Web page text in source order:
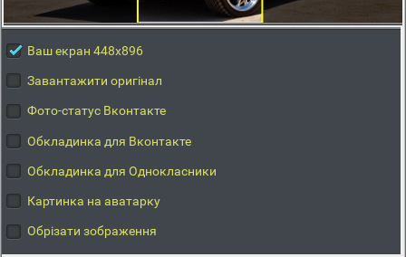
Ваш екран 448x896
Завантажити оригінал
Фото-статус Вконтакте
Обкладинка для Вконтакте
Обкладинка для Однокласники
Картинка на аватарку
Обрізати зображення